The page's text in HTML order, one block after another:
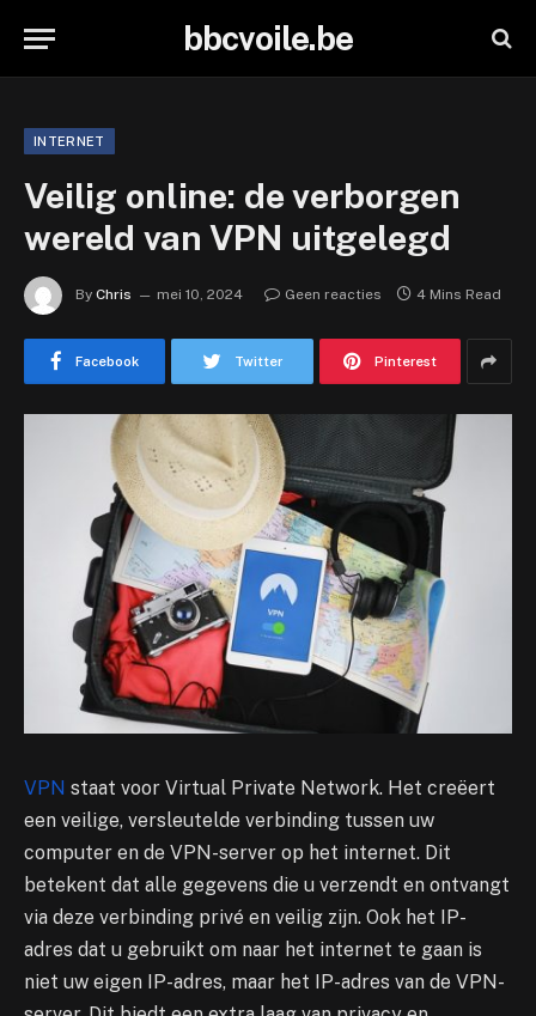
bbcvoile.be
INTERNET
Veilig online: de verborgen
wereld van VPN uitgelegd
By Chris mei 10, 2024 Geen reacties 4 Mins Read
Facebook Twitter Pinterest
VPN staat voor Virtual Private Network. Het creëert
een veilige, versleutelde verbinding tussen uw
computer en de VPN-server op het internet. Dit
betekent dat alle gegevens die u verzendt en ontvangt
via deze verbinding privé en veilig zijn. Ook het IP-
adres dat u gebruikt om naar het internet te gaan is
niet uw eigen IP-adres, maar het IP-adres van de VPN-